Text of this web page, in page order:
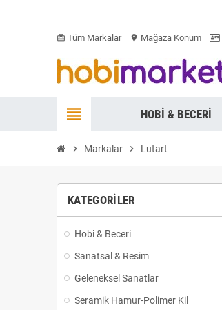
card_giftcard Tüm Markalar location_on Mağaza Konum
view_headline HOBI & BECERI
chevron_right Markalar chevron_right Lutart
KATEGORILER
Hobi & Beceri
Sanatsal & Resim
Geleneksel Sanatlar
Seramik Hamur-Polimer Kil